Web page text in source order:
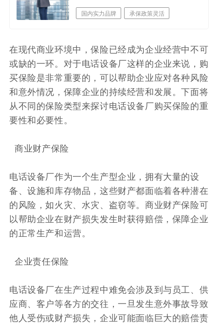
国内实力品牌
承保政策灵活
在现代商业环境中，保险已经成为企业经营中不可
或缺的一环。对于电话设备厂这样的企业来说，购
买保险是非常重要的，可以帮助企业应对各种风险
和意外情况，保障企业的持续经营和发展。下面将
从不同的保险类型来探讨电话设备厂购买保险的重
要性和必要性。
商业财产保险
电话设备厂作为一个生产型企业，拥有大量的设
备、设施和库存物品，这些财产都面临着各种潜在
的风险，如火灾、水灾、盗窃等。商业财产保险可
以帮助企业在财产损失发生时获得赔偿，保障企业
的正常生产和运营。
企业责任保险
电话设备厂在生产过程中难免会涉及到与员工、供
应商、客户等各方的交往，一旦发生意外事故导致
他人受伤或财产损失，企业可能面临巨大的赔偿责